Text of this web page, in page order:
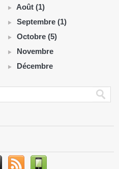
Août (1)
Septembre (1)
Octobre (5)
Novembre
Décembre